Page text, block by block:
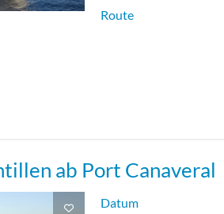
Route
ab Port Canaveral
Datum